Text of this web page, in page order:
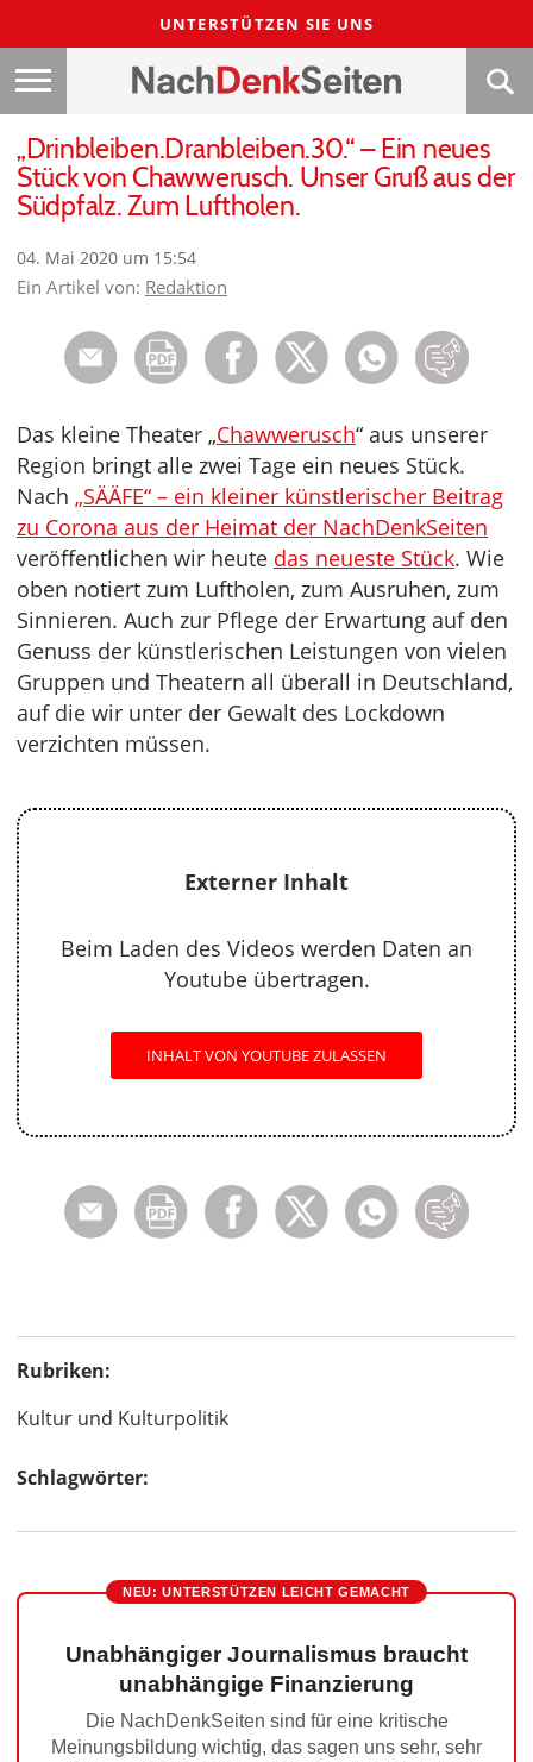
UNTERSTÜTZEN SIE UNS
„Drinbleiben.Dranbleiben.30.“ – Ein neues
Stück von Chawwerusch. Unser Gruß aus der
Südpfalz. Zum Luftholen.
04. Mai 2020 um 15:54
Ein Artikel von: Redaktion
Das kleine Theater „Chawwerusch“ aus unserer
Region bringt alle zwei Tage ein neues Stück.
Nach „SÄÄFE“ – ein kleiner künstlerischer Beitrag
zu Corona aus der Heimat der NachDenkSeiten
veröffentlichen wir heute das neueste Stück. Wie
oben notiert zum Luftholen, zum Ausruhen, zum
Sinnieren. Auch zur Pflege der Erwartung auf den
Genuss der künstlerischen Leistungen von vielen
Gruppen und Theatern all überall in Deutschland,
auf die wir unter der Gewalt des Lockdown
verzichten müssen.
Externer Inhalt
Beim Laden des Videos werden Daten an
Youtube übertragen.
INHALT VON YOUTUBE ZULASSEN
Rubriken:
Kultur und Kulturpolitik
Schlagwörter:
NEU: UNTERSTÜTZEN LEICHT GEMACHT
Unabhängiger Journalismus braucht
unabhängige Finanzierung
Die NachDenkSeiten sind für eine kritische
Meinungsbildung wichtig, das sagen uns sehr, sehr